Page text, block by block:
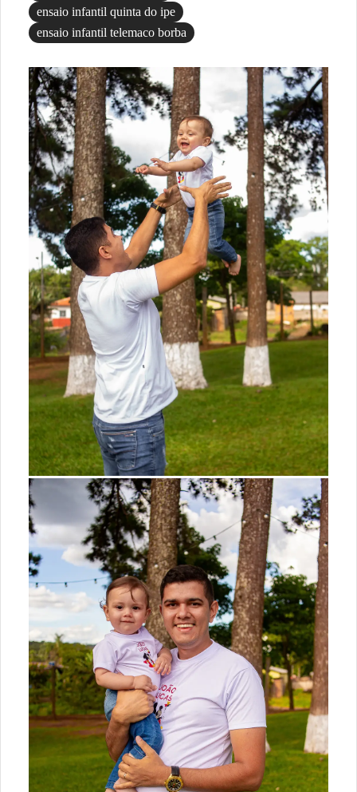
ensaio infantil quinta do ipe
ensaio infantil telemaco borba